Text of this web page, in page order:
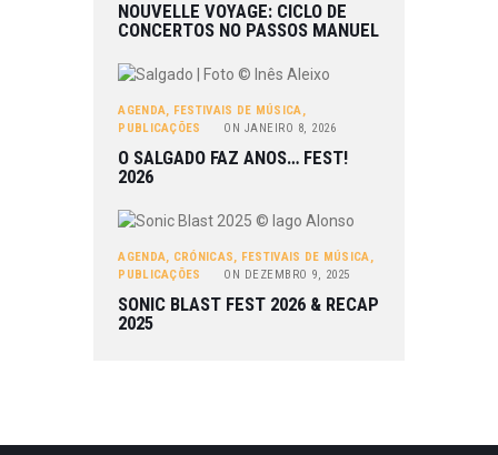
NOUVELLE VOYAGE: CICLO DE
CONCERTOS NO PASSOS MANUEL
AGENDA, FESTIVAIS DE MÚSICA,
PUBLICAÇÕES
ON JANEIRO 8, 2026
O SALGADO FAZ ANOS… FEST!
2026
AGENDA, CRÓNICAS, FESTIVAIS DE MÚSICA,
PUBLICAÇÕES
ON DEZEMBRO 9, 2025
SONIC BLAST FEST 2026 & RECAP
2025